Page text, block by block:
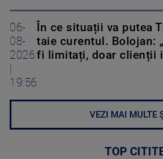
06-
08-
2026
|
19:56
În ce situații va putea
taie curentul. Bolojan:
fi limitați, doar clienții
VEZI MAI MULTE
TOP